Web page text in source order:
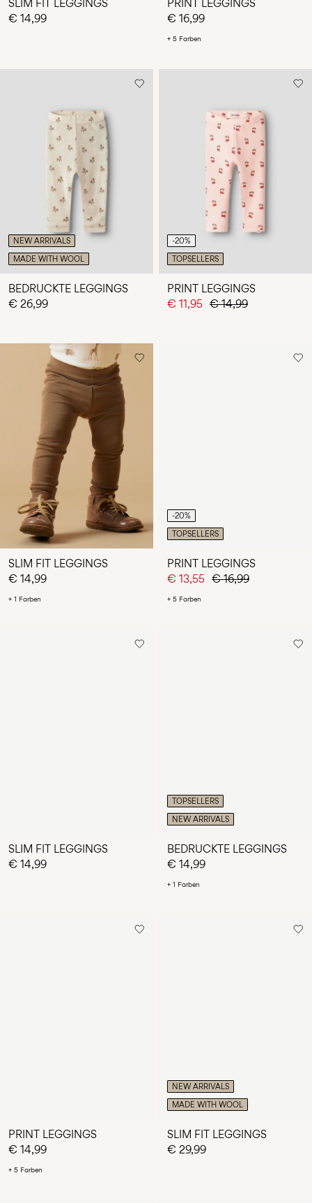
SLIM FIT LEGGINGS
€ 14,99
PRINT LEGGINGS
€ 16,99
+ 5 Farben
NEW ARRIVALS
MADE WITH WOOL
BEDRUCKTE LEGGINGS
€ 26,99
-20%
TOPSELLERS
PRINT LEGGINGS
€ 11,95 € 14,99
SLIM FIT LEGGINGS
€ 14,99
+ 1 Farben
-20%
TOPSELLERS
PRINT LEGGINGS
€ 13,55 € 16,99
+ 5 Farben
SLIM FIT LEGGINGS
€ 14,99
TOPSELLERS
NEW ARRIVALS
BEDRUCKTE LEGGINGS
€ 14,99
+ 1 Farben
PRINT LEGGINGS
€ 14,99
+ 5 Farben
NEW ARRIVALS
MADE WITH WOOL
SLIM FIT LEGGINGS
€ 29,99